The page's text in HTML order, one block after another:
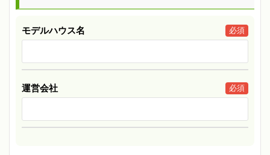
モデルハウス名 必須
運営会社 必須